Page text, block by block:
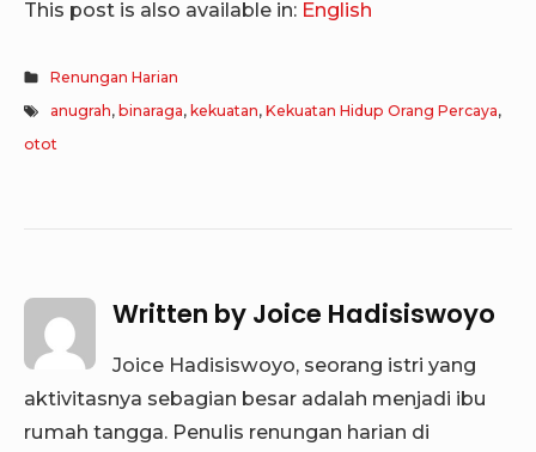
This post is also available in: English
Renungan Harian
anugrah,binaraga,kekuatan,Kekuatan Hidup Orang Percaya,
otot
Written by Joice Hadisiswoyo
Joice Hadisiswoyo, seorang istri yang
aktivitasnya sebagian besar adalah menjadi ibu
rumah tangga. Penulis renungan harian di